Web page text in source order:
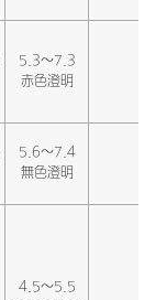
5.3～7.3
赤色澄明
5.6～7.4
無色澄明
4.5～5.5